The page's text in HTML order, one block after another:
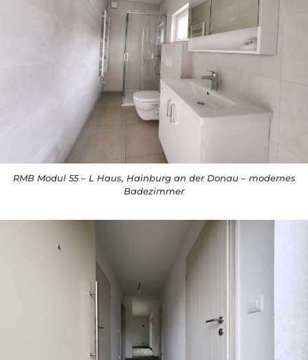
RMB Modul 55 – L Haus, Hainburg an der Donau – modernes
Badezimmer